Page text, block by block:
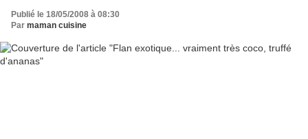
Publié le 18/05/2008 à 08:30
Par maman cuisine